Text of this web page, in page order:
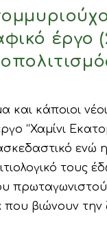
έργο
και κάποιοι
“Χαμίνι
τους
βιώνουν την